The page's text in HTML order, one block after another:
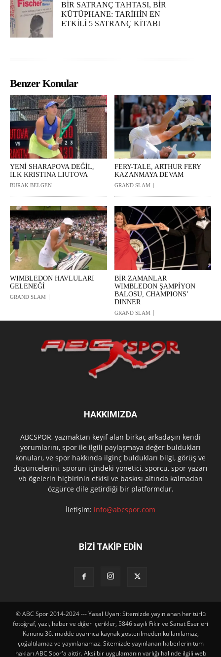
BİR SATRANÇ TAHTASI, BİR
KÜTÜPHANE: TARİHİN EN
ETKİLİ 5 SATRANÇ KİTABI
Benzer Konular
YENİ SHARAPOVA DEĞİL,
İLK KRISTINA LIUTOVA
BURAK BELGEN
FERY-TALE, ARTHUR FERY
KAZANMAYA DEVAM
GRAND SLAM
WIMBLEDON HAVLULARI
GELENEĞİ
GRAND SLAM
BİR ZAMANLAR
WIMBLEDON ŞAMPİYON
BALOSU, CHAMPIONS’
DINNER
GRAND SLAM
HAKKIMIZDA
ABCSPOR, yazmaktan keyif alan birkaç arkadaşın kendi
yorumlarını, spor ile ilgili paylaşmaya değer buldukları
konuları, ve spor hakkında ilginç buldukları bilgi, görüş ve
düşüncelerini, sporun içindeki yönetici, sporcu, spor yazarı
vb ögelerin hiçbirinin etkisi ve baskısı altında kalmadan
özgürce dile getirdiği bir platformdur.
İletişim: info@abcspor.com
BİZİ TAKİP EDİN
© ABC Spor 2014-2024 --- Yasal Uyarı: Sitemizde yayınlanan her türlü
fotoğraf, yazı, haber ve diğer içerikler, 5846 sayılı Fikir ve Sanat Eserleri
Kanunu 36. madde uyarınca kaynak gösterilmeden kullanılamaz,
çoğaltılamaz ve yayınlanamaz. Sitemizde yayınlanan haberlerin tüm
hakları ABC Spor'a aittir. Aksi bir uygulamanın varlığı halinde ilgili web